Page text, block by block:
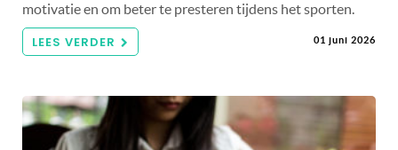
motivatie en om beter te presteren tijdens het sporten.
LEES VERDER 01 juni 2026